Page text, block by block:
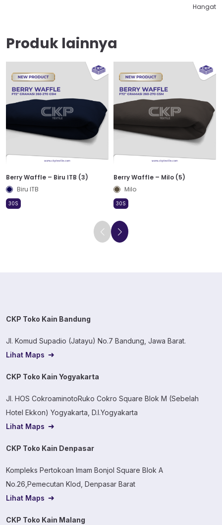
Hangat
Produk lainnya
Berry Waffle – Biru ITB (3)
Biru ITB
30S
Berry Waffle – Milo (5)
Milo
30S
CKP Toko Kain Bandung
Jl. Komud Supadio (Jatayu) No.7 Bandung, Jawa Barat.
Lihat Maps
CKP Toko Kain Yogyakarta
Jl. HOS CokroaminotoRuko Cokro Square Blok M (Sebelah
Hotel Ekkon) Yogyakarta, D.I.Yogyakarta
Lihat Maps
CKP Toko Kain Denpasar
Kompleks Pertokoan Imam Bonjol Square Blok A
No.26,Pemecutan Klod, Denpasar Barat
Lihat Maps
CKP Toko Kain Malang